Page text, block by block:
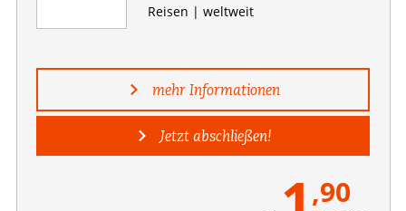
Reisen | weltweit
,90
mehr Informationen
Jetzt abschließen!